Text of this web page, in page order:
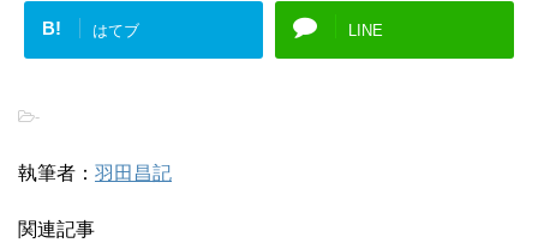
B! はてブ LINE
-
執筆者： 羽田昌記
関連記事